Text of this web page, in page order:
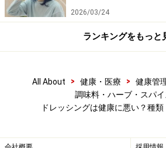
い？
また、「野菜中心」という言い方
日本人の「主食」は米（パン、麺
心です。そこに「主菜」として肉
2026/03/24
ランキングをもっと
All About > 健康・医療 > 健康管
調味料・ハーブ・スパイ
ドレッシングは健康に悪い？種